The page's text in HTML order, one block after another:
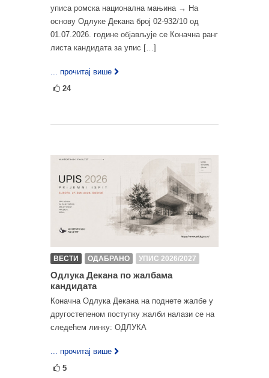
уписа ромска национална мањина → На
основу Одлуке Декана број 02-932/10 од
01.07.2026. године објављује се Коначна ранг
листа кандидата за упис […]
... прочитај више
24
ВЕСТИ ОДАБРАНО УПИС 2026/2027
Одлука Декана по жалбама
кандидата
Коначна Одлука Декана на поднете жалбе у
другостепеном поступку жалби налази се на
следећем линку: ОДЛУКА
... прочитај више
5